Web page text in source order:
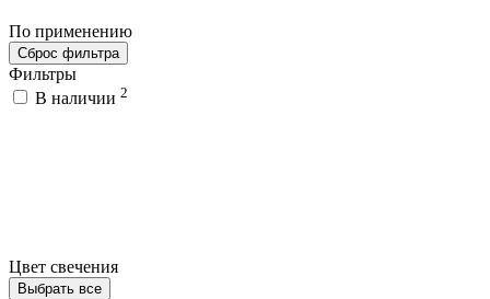
По применению
Сброс фильтра
Фильтры
В наличии 2
Цвет свечения
Выбрать все